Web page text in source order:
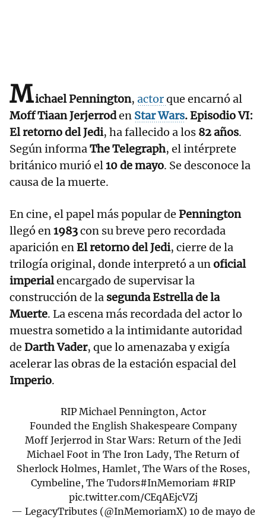
Michael Pennington, actorque encarnó al
Moff Tiaan Jerjerroden Star Wars. Episodio VI:
El retorno del Jedi, ha fallecido a los 82 años.
Según informaThe Telegraph, el intérprete
británico murió el10 de mayo. Se desconoce la
causa de la muerte.
En cine, el papel más popular de Pennington
llegó en1983con su breve pero recordada
aparición enEl retorno del Jedi, cierre de la
trilogía original, donde interpretó a unoficial
imperialencargado de supervisar la
construcción de la segunda Estrella de la
Muerte. La escena más recordada del actor lo
muestra sometido a la intimidante autoridad
de Darth Vader, que lo amenazaba y exigía
acelerar las obras de la estación espacial del
Imperio.
RIP Michael Pennington, Actor
Founded the English Shakespeare Company
Moff Jerjerrod in Star Wars: Return of the Jedi
Michael Foot in The Iron Lady, The Return of
Sherlock Holmes, Hamlet, The Wars of the Roses,
Cymbeline, The Tudors#InMemoriam #RIP
pic.twitter.com/CEqAEjcVZj
— LegacyTributes (@InMemoriamX) 10 de mayo de